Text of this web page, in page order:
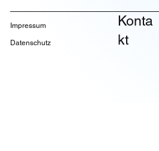
Impressum
Datenschutz
Konta
kt